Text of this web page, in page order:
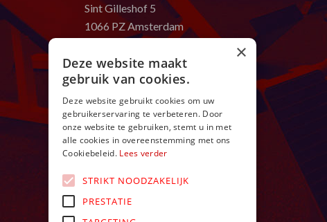
Sint Gilleshof 5
1066 PZ Amsterdam
E: in**@************ch.nl
ma t/m zo van 9:00 – 24:00 uur
×
Deze website maakt
gebruik van cookies.
Deze website gebruikt cookies om uw
gebruikerservaring te verbeteren. Door
onze website te gebruiken, stemt u in met
alle cookies in overeenstemming met ons
Cookiebeleid. Lees verder
STRIKT NOODZAKELIJK
PRESTATIE